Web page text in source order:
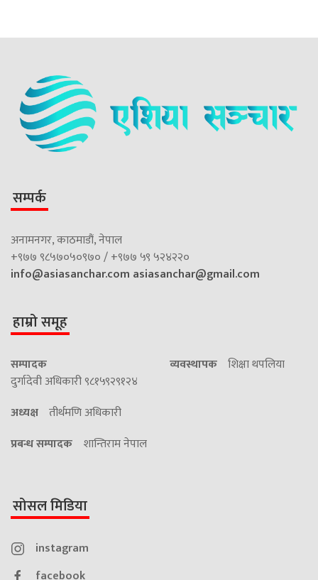
सम्पर्क
अनामनगर, काठमाडौं, नेपाल
+९७७ ९८५७०५०९७० / +९७७ ५९ ५२४२२०
info@asiasanchar.com asiasanchar@gmail.com
हाम्रो समूह
सम्पादक
दुर्गादेवी अधिकारी ९८१५९२९१२४
व्यवस्थापक शिक्षा थपलिया
अध्यक्ष तीर्थमणि अधिकारी
प्रबन्ध सम्पादक शान्तिराम नेपाल
सोसल मिडिया
instagram
facebook